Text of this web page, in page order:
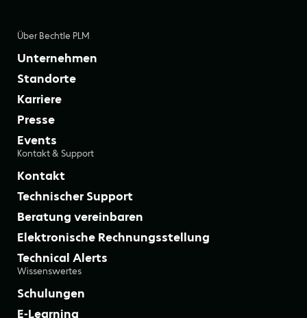
Über Bechtle PLM
Unternehmen
Standorte
Karriere
Presse
Events
Kontakt & Support
Kontakt
Technischer Support
Beratung vereinbaren
Elektronische Rechnungsstellung
Technical Alerts
Wissenswertes
Schulungen
E-Learning